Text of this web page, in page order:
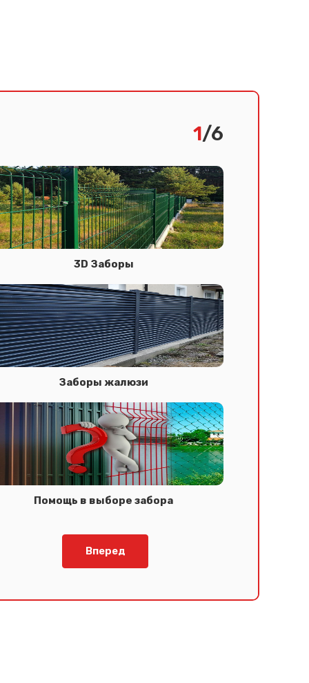
1/6
3D Заборы
Заборы жалюзи
Помощь в выборе забора
Вперед